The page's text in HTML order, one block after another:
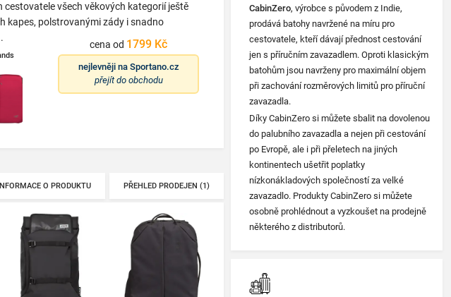
všech věkových kategorií ještě
kapes, polstrovanými zády i snadno
cena od 1799 Kč
nejlevněji na Sportano.cz
přejít do obchodu
O PRODUKTU PŘEHLED PRODEJEN (1)
CabinZero, výrobce s původem z Indie,
prodává batohy navržené na míru pro
cestovatele, kteří dávají přednost cestování
jen s příručním zavazadlem. Oproti klasickým
batohům jsou navrženy pro maximální objem
při zachování rozměrových limitů pro příruční
zavazadla.
Díky CabinZero si můžete sbalit na dovolenou
do palubního zavazadla a nejen při cestování
po Evropě, ale i při přeletech na jiných
kontinentech ušetřit poplatky
nízkonákladových společností za velké
zavazadlo. Produkty CabinZero si můžete
osobně prohlédnout a vyzkoušet na prodejně
některého z distributorů.